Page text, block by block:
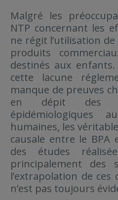
Malgré les
NTP concernant les
ne régit l’utilisation
produits
destinés aux
cette lacune
manque de preuves
en dépit des
épidémiologiques
humaines, les
causale entre le
des études
principalement
l’extrapolation de
n’est pas toujours